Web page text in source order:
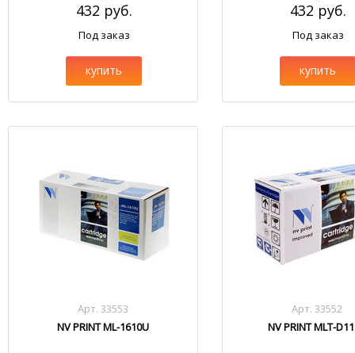
432 руб.
Под заказ
купить
432 руб.
Под заказ
купить
Арт. 33553
NV PRINT ML-1610U
Арт. 33552
NV PRINT MLT-